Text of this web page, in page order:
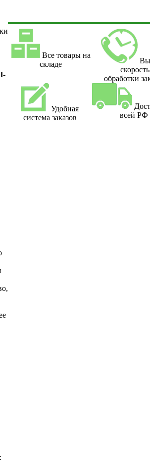
Все товары на
складе
скорость
обработки
Удобная
система заказов
всей РФ